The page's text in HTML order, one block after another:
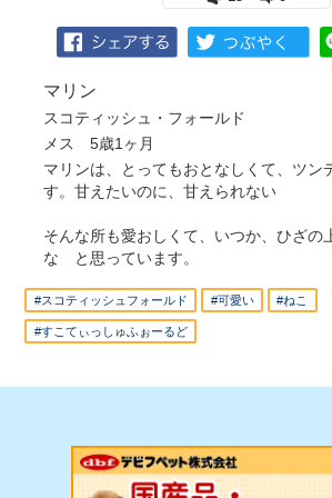
マリン
スコティッシュ・フォールド
メス 5歳1ヶ月
マリンは、とってもおとなしくて、ツン
す。甘えたいのに、甘えられない
そんな所も愛おしくて、いつか、ひざの
な と思っています。
#スコティッシュフォールド #可愛い #ねこ
#すこてぃっしゅふぉーるど